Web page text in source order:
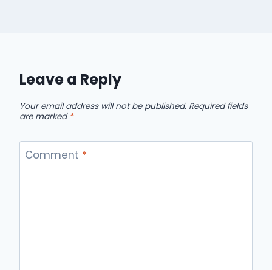
Leave a Reply
Your email address will not be published. Required fields
are marked *
Comment *